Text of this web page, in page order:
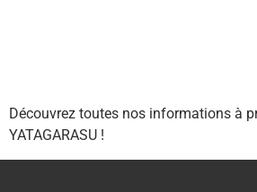
Découvrez toutes nos informations à
YATAGARASU !